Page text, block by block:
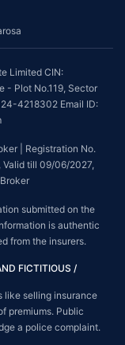
Limited CIN:
- Plot No.119, Sector
4218302 Email ID:
| Registration No.
Valid till 09/06/2027,
submitted on the
is authentic
from the insurers.
FICTITIOUS /
like selling insurance
premiums. Public
a police complaint.